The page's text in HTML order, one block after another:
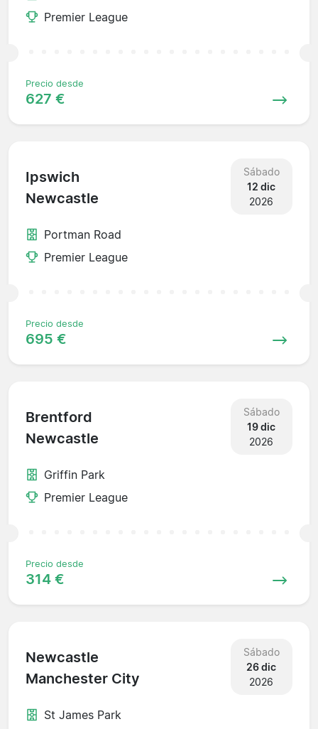
Premier League
Precio desde
627 €
Ipswich
Newcastle
Sábado
12 dic
2026
Portman Road
Premier League
Precio desde
695 €
Brentford
Newcastle
Sábado
19 dic
2026
Griffin Park
Premier League
Precio desde
314 €
Newcastle
Manchester City
Sábado
26 dic
2026
St James Park